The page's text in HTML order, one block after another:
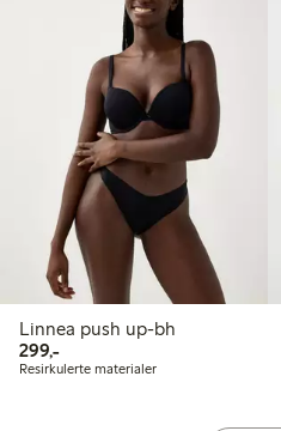
Linnea push up-bh
299,-299,00 kr
Resirkulerte materialer